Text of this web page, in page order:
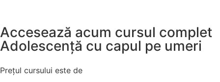
Accesează acum cursul complet
Adolescență cu capul pe umeri
Prețul cursului este de